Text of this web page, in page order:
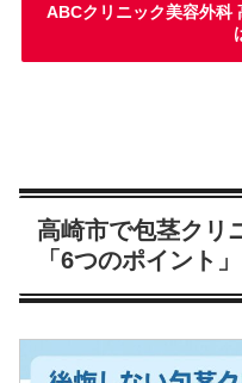
ABCクリニック美容外科
高崎市で包茎クリ
「6つのポイント